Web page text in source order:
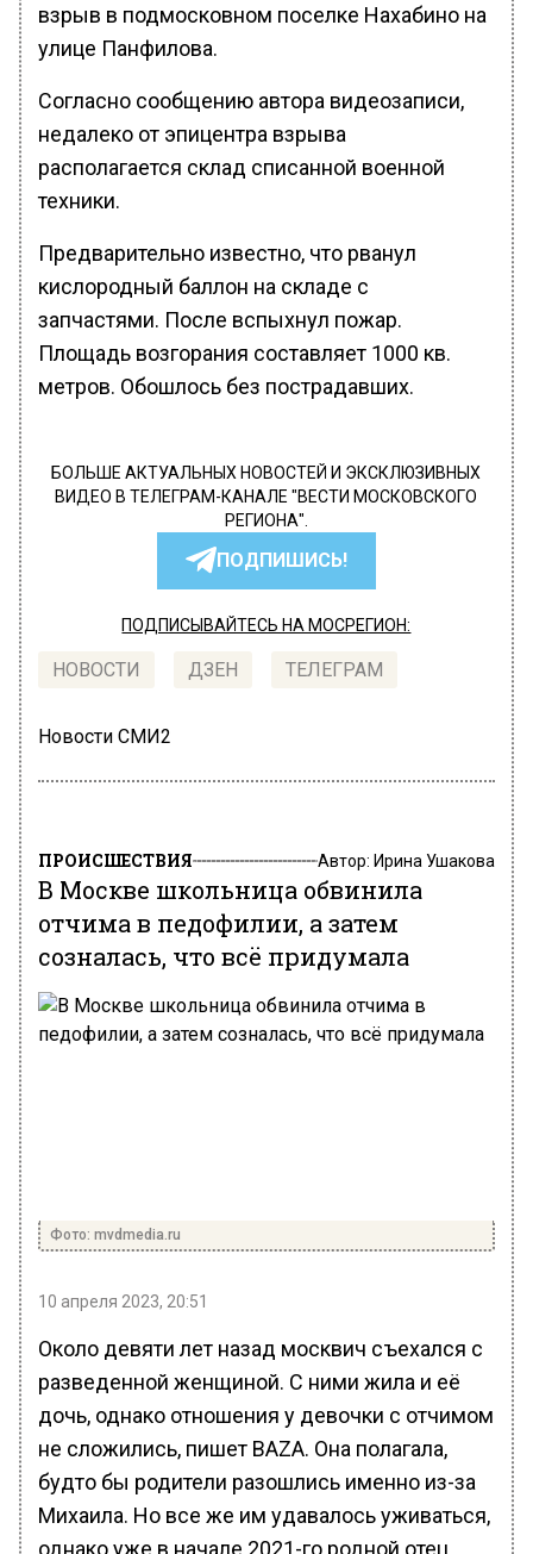
взрыв в подмосковном поселке Нахабино на
улице Панфилова.
Согласно сообщению автора видеозаписи,
недалеко от эпицентра взрыва
располагается склад списанной военной
техники.
Предварительно известно, что рванул
кислородный баллон на складе с
запчастями. После вспыхнул пожар.
Площадь возгорания составляет 1000 кв.
метров. Обошлось без пострадавших.
БОЛЬШЕ АКТУАЛЬНЫХ НОВОСТЕЙ И ЭКСКЛЮЗИВНЫХ
ВИДЕО В ТЕЛЕГРАМ-КАНАЛЕ "ВЕСТИ МОСКОВСКОГО
РЕГИОНА".
ПОДПИШИСЬ!
ПОДПИСЫВАЙТЕСЬ НА МОСРЕГИОН:
НОВОСТИ ДЗЕН ТЕЛЕГРАМ
Новости СМИ2
ПРОИСШЕСТВИЯ Автор: Ирина Ушакова
В Москве школьница обвинила
отчима в педофилии, а затем
созналась, что всё придумала
Фото: mvdmedia.ru
10 апреля 2023, 20:51
Около девяти лет назад москвич съехался с
разведенной женщиной. С ними жила и её
дочь, однако отношения у девочки с отчимом
не сложились, пишет BAZA. Она полагала,
будто бы родители разошлись именно из-за
Михаила. Но все же им удавалось уживаться,
однако уже в начале 2021-го родной отец